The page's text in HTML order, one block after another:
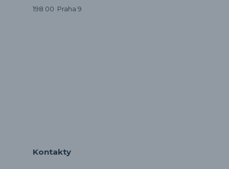
198 00 Praha 9
Kontakty